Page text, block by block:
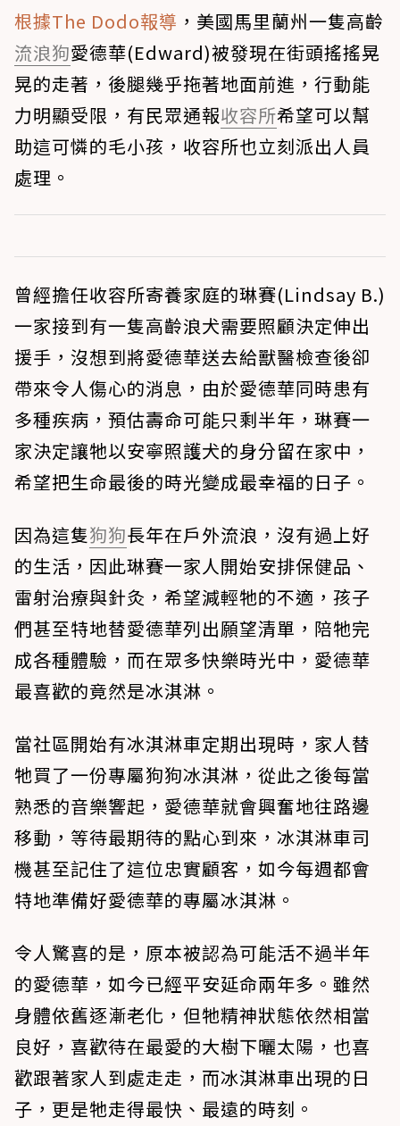
根據The Dodo報導 ，美國馬里蘭州一隻高齡
流浪狗愛德華(Edward)被發現在街頭搖搖晃
晃的走著，後腿幾乎拖著地面前進，行動能
力明顯受限，有民眾通報收容所希望可以幫
助這可憐的毛小孩，收容所也立刻派出人員
處理。
曾經擔任收容所寄養家庭的琳賽(Lindsay B.)
一家接到有一隻高齡浪犬需要照顧決定伸出
援手，沒想到將愛德華送去給獸醫檢查後卻
帶來令人傷心的消息，由於愛德華同時患有
多種疾病，預估壽命可能只剩半年，琳賽一
家決定讓牠以安寧照護犬的身分留在家中，
希望把生命最後的時光變成最幸福的日子。
因為這隻狗狗長年在戶外流浪，沒有過上好
的生活，因此琳賽一家人開始安排保健品、
雷射治療與針灸，希望減輕牠的不適，孩子
們甚至特地替愛德華列出願望清單，陪牠完
成各種體驗，而在眾多快樂時光中，愛德華
最喜歡的竟然是冰淇淋。
當社區開始有冰淇淋車定期出現時，家人替
牠買了一份專屬狗狗冰淇淋，從此之後每當
熟悉的音樂響起，愛德華就會興奮地往路邊
移動，等待最期待的點心到來，冰淇淋車司
機甚至記住了這位忠實顧客，如今每週都會
特地準備好愛德華的專屬冰淇淋。
令人驚喜的是，原本被認為可能活不過半年
的愛德華，如今已經平安延命兩年多。雖然
身體依舊逐漸老化，但牠精神狀態依然相當
良好，喜歡待在最愛的大樹下曬太陽，也喜
歡跟著家人到處走走，而冰淇淋車出現的日
子，更是牠走得最快、最遠的時刻。